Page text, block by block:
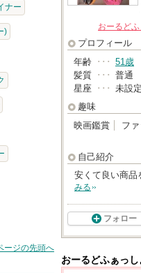
ナー
)
ージの先頭へ
おーるど
プロフィール
年齢 ･･･ 51歳
髪質 ･･･ 普通
星座 ･･･ 未設定
趣味
映画鑑賞
フ
自己紹介
安くて良い商品
みる
フォロー
おーるどふぁっ